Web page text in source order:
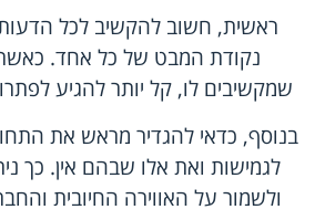
ראשית, חשוב להקשיב לכל הדעות
נקודת המבט של כל אחד.
שמקשיבים לו, קל יותר להגיע
בנוסף, כדאי להגדיר מראש את
לגמישות ואת אלו שבהם אין. כך
ולשמור על האווירה החיובית